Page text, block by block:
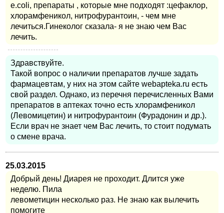
е.coli, препараты , которые мне подходят :цефаклор,
хлорамфеникол, нитрофурантоин, - чем мне
лечиться.Гинеколог сказала- я не знаю чем Вас
лечить.
Здравствуйте.
Такой вопрос о наличии препаратов лучше задать
фармацевтам, у них на этом сайте webapteka.ru есть
свой раздел. Однако, из перечня перечисленных Вами
препаратов в аптеках точно есть хлорамфеникол
(Левомицетин) и нитрофурантоин (Фурадонин и др.).
Если врач не знает чем Вас лечить, то стоит подумать
о смене врача.
25.03.2015
Добрый день! Диарея не проходит. Длится уже
неделю. Пила
левометицин несколько раз. Не знаю как вылечить
помогите